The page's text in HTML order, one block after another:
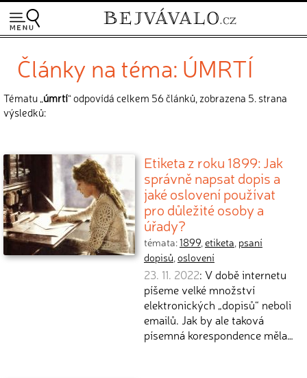
Články na téma: ÚMRTÍ
Tématu „úmrtí“ odpovídá celkem 56 článků, zobrazena 5. strana
výsledků:
Etiketa z roku 1899: Jak
správně napsat dopis a
jaké oslovení používat
pro důležité osoby a
úřady?
témata:1899,etiketa, psaní
dopisů,oslovení
23. 11. 2022: V době internetu
píšeme velké množství
elektronických „dopisů“ neboli
emailů. Jak by ale taková
písemná korespondence měla…